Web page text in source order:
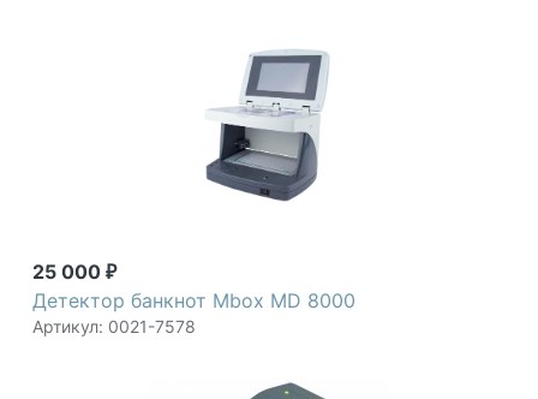
25 000 ₽
Детектор банкнот Mbox MD 8000
Артикул: 0021-7578